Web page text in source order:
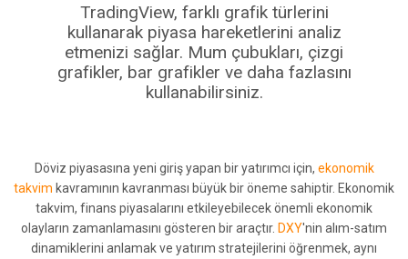
TradingView, farklı grafik türlerini
kullanarak piyasa hareketlerini analiz
etmenizi sağlar. Mum çubukları, çizgi
grafikler, bar grafikler ve daha fazlasını
kullanabilirsiniz.
Döviz piyasasına yeni giriş yapan bir yatırımcı için, ekonomik
takvim kavramının kavranması büyük bir öneme sahiptir. Ekonomik
takvim, finans piyasalarını etkileyebilecek önemli ekonomik
olayların zamanlamasını gösteren bir araçtır. DXY'nin alım-satım
dinamiklerini anlamak ve yatırım stratejilerini öğrenmek, aynı